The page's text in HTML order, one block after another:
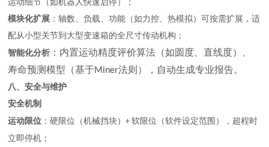
运动细节（如机器人快速启停）；
模块化扩展 ：轴数、负载、功能（如力控、热模拟）可按需扩展，适
配从小型关节到大型变速箱的全尺寸传动机构；
智能化分析 ：内置运动精度评价算法（如圆度、直线度）、
寿命预测模型（基于Miner法则），自动生成专业报告。
八、安全与维护
安全机制
运动限位 ：硬限位（机械挡块）+软限位（软件设定范围），超程时
立即停机；